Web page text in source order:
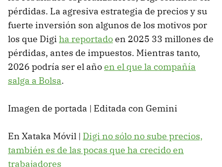
pérdidas. La agresiva estrategia de precios y su
fuerte inversión son algunos de los motivos por
los que Digi ha reportadoen 2025 33 millones de
pérdidas, antes de impuestos. Mientras tanto,
2026 podría ser el añoen el que la compañía
salga a Bolsa.
Imagen de portada | Editada con Gemini
En Xataka Móvil | Digi no sólo no sube precios,
también es de las pocas que ha crecido en
trabajadores